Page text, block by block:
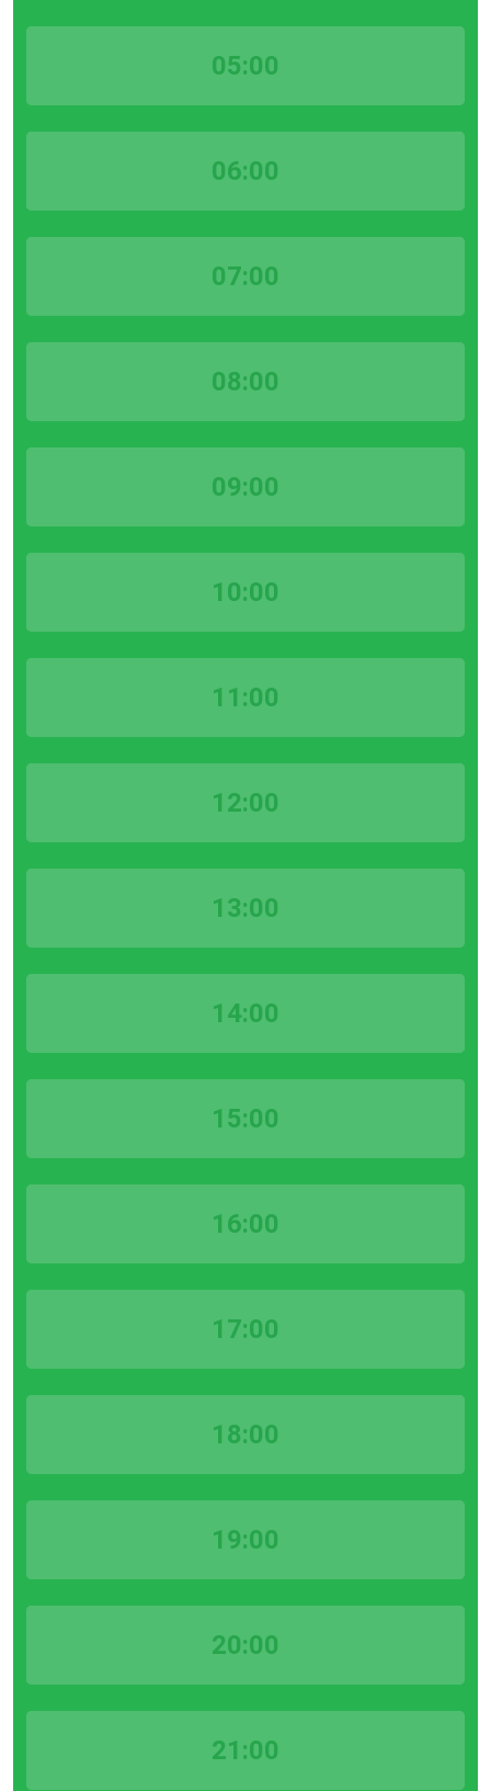
05:00
06:00
07:00
08:00
09:00
10:00
11:00
12:00
13:00
14:00
15:00
16:00
17:00
18:00
19:00
20:00
21:00